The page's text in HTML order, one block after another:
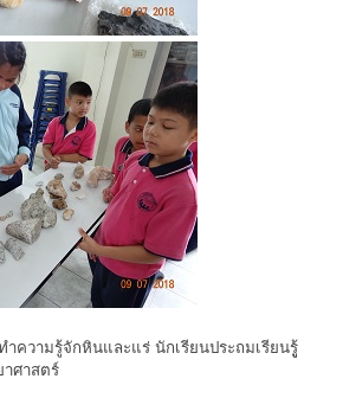
ำความรู้จักหินและแร่ นักเรียนประถมเรียนรูู้
ศาสตร์